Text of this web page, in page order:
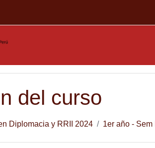
del curso
Diplomacia y RRII 2024 1er año - Sem II